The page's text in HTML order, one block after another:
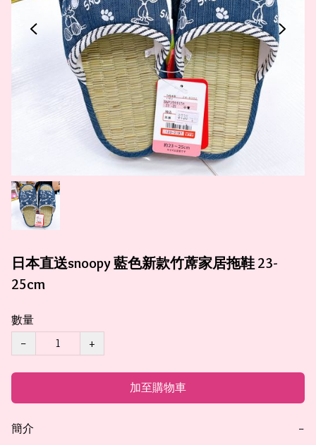
日本直送snoopy 藍色新款竹蓆家居拖鞋 23-
25cm
數量
−
+
加至購物車
簡介 −